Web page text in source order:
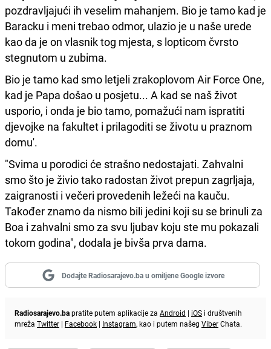
pozdravljajući ih veselim mahanjem. Bio je tamo kad je
Baracku i meni trebao odmor, ulazio je u naše urede
kao da je on vlasnik tog mjesta, s lopticom čvrsto
stegnutom u zubima.
Bio je tamo kad smo letjeli zrakoplovom Air Force One,
kad je Papa došao u posjetu... A kad se naš život
usporio, i onda je bio tamo, pomažući nam ispratiti
djevojke na fakultet i prilagoditi se životu u praznom
domu'.
"Svima u porodici će strašno nedostajati. Zahvalni
smo što je živio tako radostan život prepun zagrljaja,
zaigranosti i večeri provedenih ležeći na kauču.
Također znamo da nismo bili jedini koji su se brinuli za
Boa i zahvalni smo za svu ljubav koju ste mu pokazali
tokom godina", dodala je bivša prva dama.
Dodajte Radiosarajevo.ba u omiljene Google izvore
Radiosarajevo.bapratite putem aplikacije za Android | iOS i društvenih
mreža Twitter | Facebook | Instagram, kao i putem našeg ViberChata.